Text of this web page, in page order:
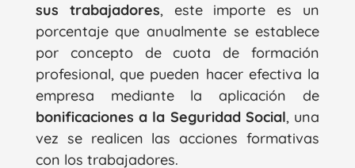
sus trabajadores, este importe es un
porcentaje que anualmente se establece
por concepto de cuota de formación
profesional, que pueden hacer efectiva la
empresa mediante la aplicación de
bonificaciones a la Seguridad Social, una
vez se realicen las acciones formativas
con los trabajadores.